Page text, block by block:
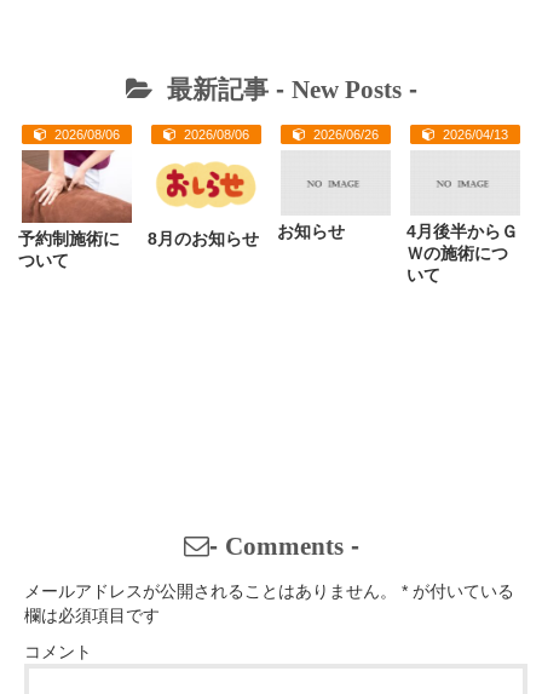
最新記事 - New Posts-
2026/08/06
予約制施術に
ついて
2026/08/06
8月のお知らせ
2026/06/26
お知らせ
2026/04/13
4月後半からＧ
Ｗの施術につ
いて
- Comments-
メールアドレスが公開されることはありません。 * が付いている
欄は必須項目です
コメント